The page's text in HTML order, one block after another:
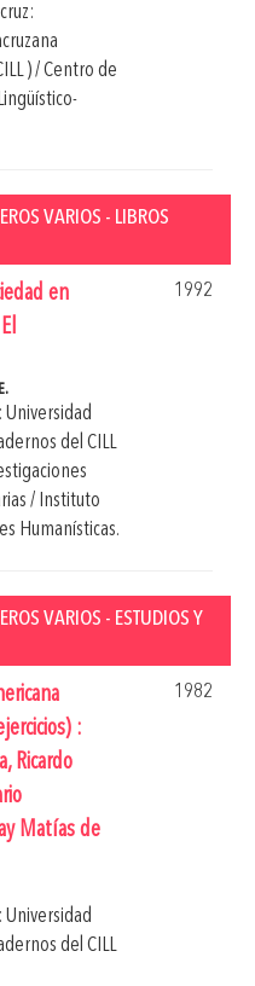
) / Centro de
VARIOS - LIBROS
en
1992
Universidad
del CILL
/ Instituto
Humanísticas.
VARIOS - ESTUDIOS Y
:
Ricardo
Matías de
1982
Universidad
del CILL